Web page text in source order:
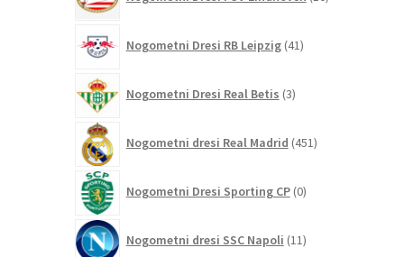
izdelkov
Nogometni Dresi RB Leipzig 41izdelkov
Nogometni Dresi Real Betis 3izdelki
Nogometni dresi Real Madrid 451izdelkov
Nogometni Dresi Sporting CP 0izdelkov
Nogometni dresi SSC Napoli 11izdelkov